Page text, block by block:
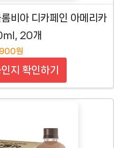
비아 디카페인 아메리카
20개
원
지 확인하기